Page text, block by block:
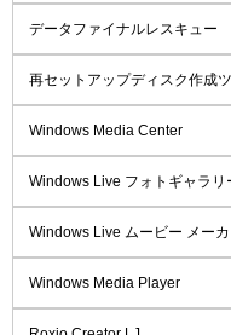
データファイナルレスキュー
再セットアップディスク作成
Windows Media Center
Windows Live フォトギャラリ
Windows Live ムービー メー
Windows Media Player